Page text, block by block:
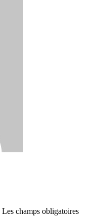
Les champs obligatoires